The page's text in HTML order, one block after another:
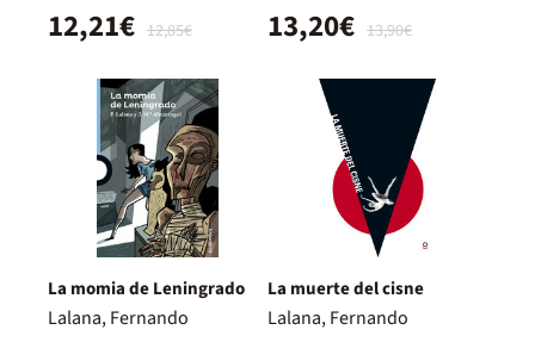
12,85€
12,21€ 13,90€
13,20€
La momia de Leningrado
Lalana, Fernando
La muerte del cisne
Lalana, Fernando